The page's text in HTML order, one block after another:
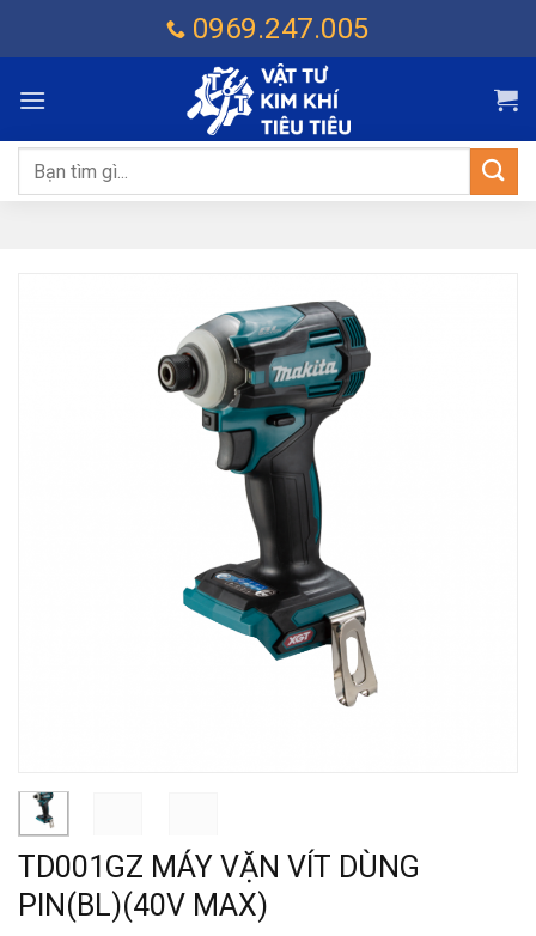
dung
0969.247.005
Tìm
kiếm:
TD001GZ MÁY VẶN VÍT DÙNG
PIN(BL)(40V MAX)